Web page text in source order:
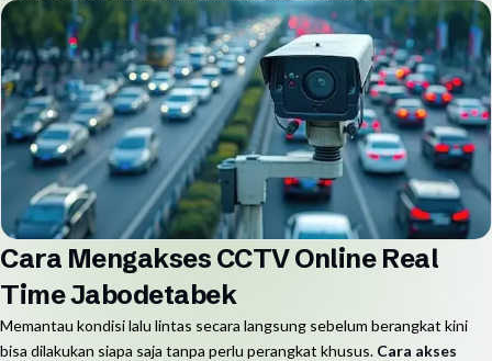
Cara Mengakses CCTV Online Real
Time Jabodetabek
Memantau kondisi lalu lintas secara langsung sebelum berangkat kini
bisa dilakukan siapa saja tanpa perlu perangkat khusus. Cara akses